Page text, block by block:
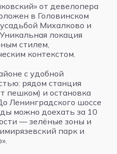
от девелопера
в Головинском
Михалково и
локация
стилем,
контекстом.
с удобной
рядом станция
пешком) и остановка
Ленинградского шоссе
можно доехать за 10
— зелёные зоны и
парк и